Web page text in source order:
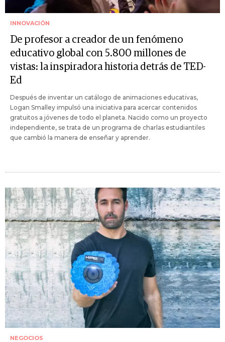
INNOVACIÓN
De profesor a creador de un fenómeno
educativo global con 5.800 millones de
vistas: la inspiradora historia detrás de TED-
Ed
Después de inventar un catálogo de animaciones educativas,
Logan Smalley impulsó una iniciativa para acercar contenidos
gratuitos a jóvenes de todo el planeta. Nacido como un proyecto
independiente, se trata de un programa de charlas estudiantiles
que cambió la manera de enseñar y aprender.
NEGOCIOS